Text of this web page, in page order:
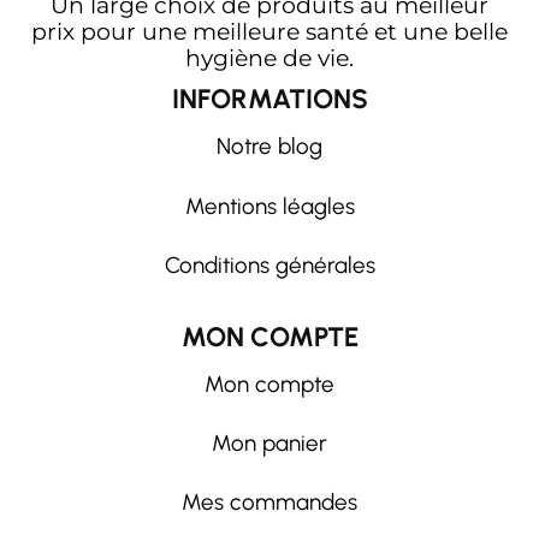
prix pour une meilleure santé et une belle
hygiène de vie.
INFORMATIONS
Notre blog
Mentions léagles
Conditions générales
MON COMPTE
Mon compte
Mon panier
Mes commandes